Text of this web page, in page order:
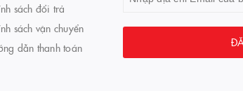
sách đổi trả
sách vận chuyển
dẫn thanh toán